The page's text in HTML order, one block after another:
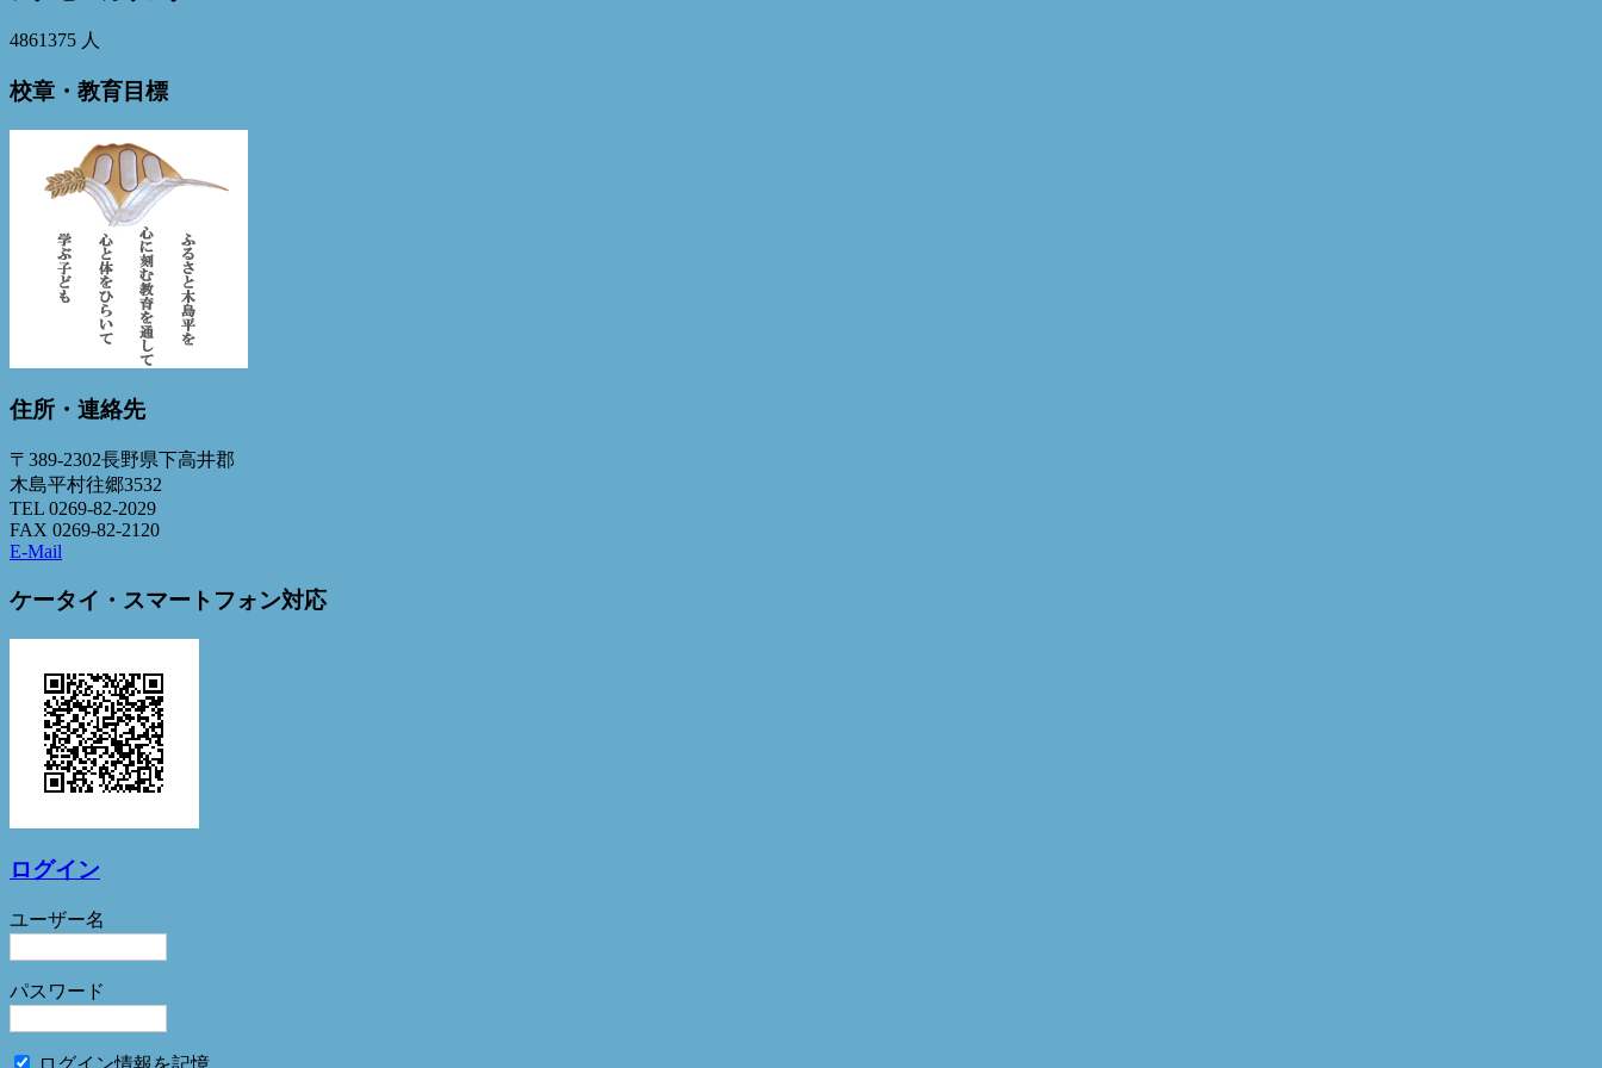
4861375 人
校章・教育目標
住所・連絡先
〒389-2302長野県下高井郡
木島平村往郷3532
TEL 0269-82-2029
FAX 0269-82-2120
E-Mail
ケータイ・スマートフォン対応
ログイン
ユーザー名
パスワード
ログイン情報を記憶